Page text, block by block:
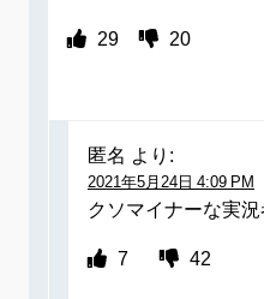
29 20
匿名 より:
2021年5月24日 4:09 PM
クソマイナーな実
7 42